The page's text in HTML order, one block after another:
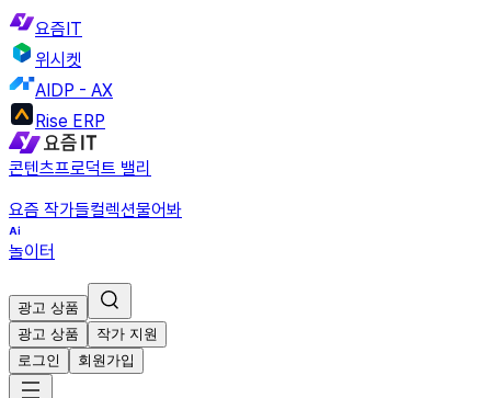
요즘IT
위시켓
AIDP - AX
Rise ERP
콘텐츠프로덕트 밸리
요즘 작가들컬렉션물어봐
놀이터
광고 상품
광고 상품
작가 지원
로그인
회원가입